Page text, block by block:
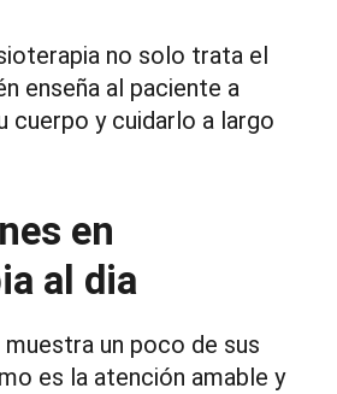
no solo trata el
enseña al paciente a
cuerpo y cuidarlo a largo
en
al dia
un poco de sus
es la atención amable y